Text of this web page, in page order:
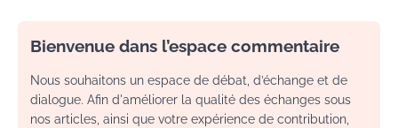
Bienvenue dans l’espace commentaire
Nous souhaitons un espace de débat, d’échange et de
dialogue. Afin d'améliorer la qualité des échanges sous
nos articles, ainsi que votre expérience de contribution,